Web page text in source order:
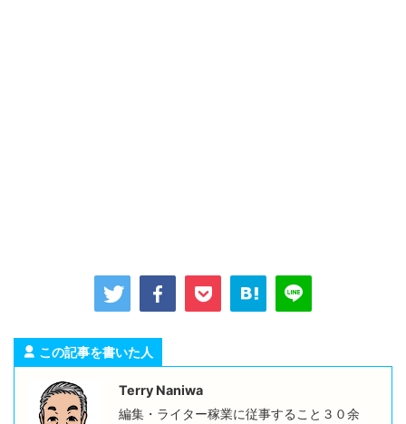
この記事を書いた人
Terry Naniwa
編集・ライター稼業に従事すること３０余